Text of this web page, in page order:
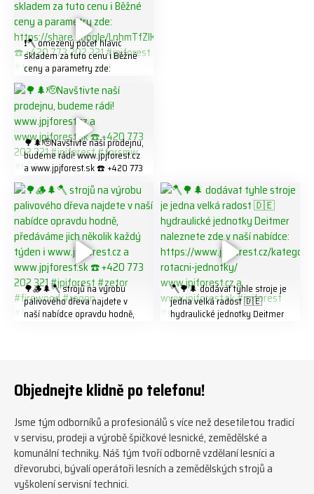
❗️🪓 omezený počet hlavic
skladem za tuto cenu ℹ️ Běžné
ceny a parametry zde:
https://share.google/LnhmTfZl
K8W5t7i6o ☎️ +420 773 202
321 #jpjforest #forsmw
#firewood #
🌳🌲🫡Navštivte naší prodejnu,
budeme rádi! www.jpjforest.cz
a www.jpjforest.sk ☎️ +420 773
202 321 #jpjforest #forsmw
#biojack #regon #vahvajussi
🌳🪵🌲🪓 strojů na výrobu
palivového dřeva najdete v
naší nabídce opravdu hodně,
#firewoodproduction
🪓🌳🌲 dodávat tyhle stroje je
jedna velká radost 🇩🇪
hydraulické jednotky Deitmer
#firewood #deitmer
Objednejte klidně po telefonu!
Jsme tým odborníků a profesionálů s více než desetiletou tradicí
v servisu, prodeji a výrobě špičkové lesnické, zemědělské a
komunální techniky. Náš tým tvoří odborně vzdělaní lesníci a
dřevorubci, bývalí operátoři lesních a zemědělských strojů a
vyškolení servisní technici.